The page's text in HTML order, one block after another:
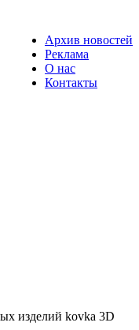
Архив новостей
Реклама
О нас
Контакты
изделий kovka 3D